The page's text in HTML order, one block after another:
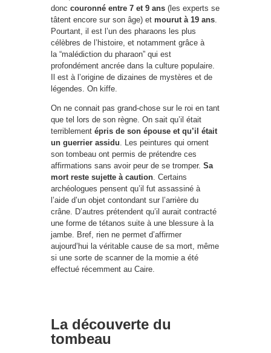
donc couronné entre 7 et 9 ans (les experts se
tâtent encore sur son âge) et mourut à 19 ans.
Pourtant, il est l’un des pharaons les plus
célèbres de l’histoire, et notamment grâce à
la “malédiction du pharaon” qui est
profondément ancrée dans la culture populaire.
Il est à l’origine de dizaines de mystères et de
légendes. On kiffe.
On ne connait pas grand-chose sur le roi en tant
que tel lors de son règne. On sait qu’il était
terriblement épris de son épouse et qu’il était
un guerrier assidu. Les peintures qui ornent
son tombeau ont permis de prétendre ces
affirmations sans avoir peur de se tromper. Sa
mort reste sujette à caution. Certains
archéologues pensent qu’il fut assassiné à
l’aide d’un objet contondant sur l’arrière du
crâne. D’autres prétendent qu’il aurait contracté
une forme de tétanos suite à une blessure à la
jambe. Bref, rien ne permet d’affirmer
aujourd’hui la véritable cause de sa mort, même
si une sorte de scanner de la momie a été
effectué récemment au Caire.
La découverte du
tombeau